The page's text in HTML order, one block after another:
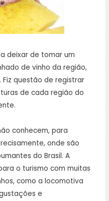
deixar de tomar um
de vinho da região,
Fiz questão de registrar
de cada região do
conhecem, para
onde são
do Brasil. A
o turismo com muitas
como a locomotiva
e